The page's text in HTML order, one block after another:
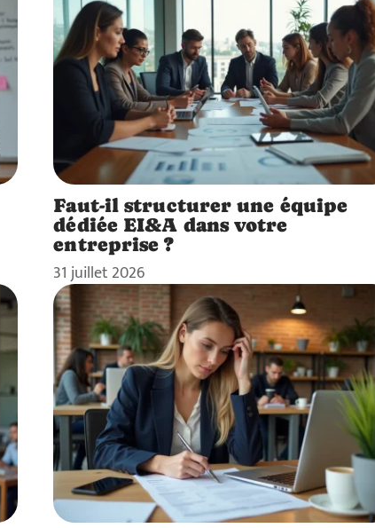
Faut-il structurer une équipe
dédiée EI&A dans votre
entreprise ?
31 juillet 2026